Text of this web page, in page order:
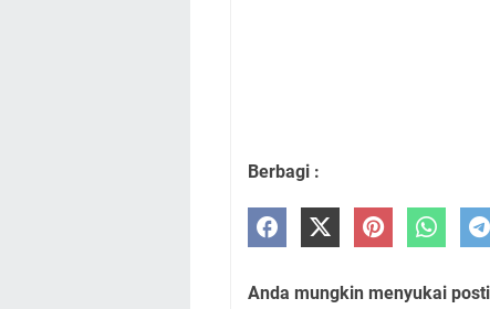
Berbagi :
Anda mungkin menyukai